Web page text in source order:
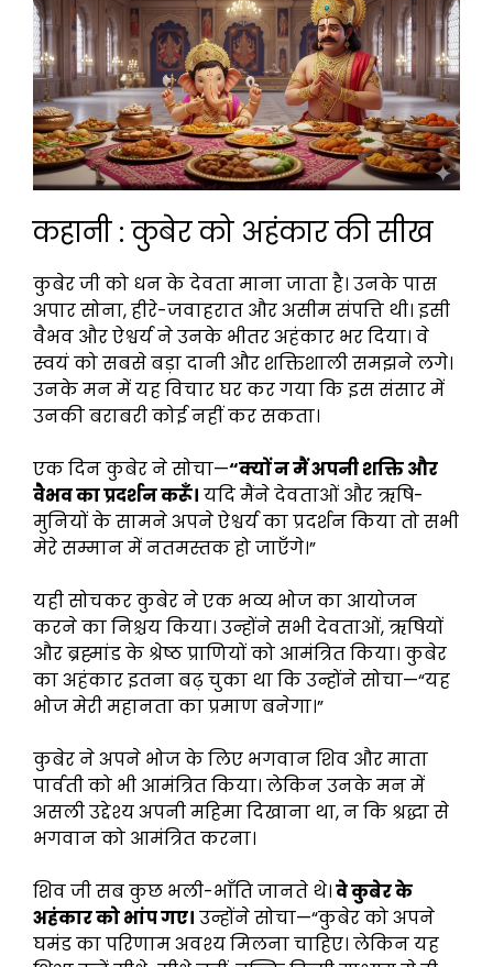
कहानी : कुबेर को अहंकार की सीख
कुबेर जी को धन के देवता माना जाता है। उनके पास
अपार सोना, हीरे-जवाहरात और असीम संपत्ति थी। इसी
वैभव और ऐश्वर्य ने उनके भीतर अहंकार भर दिया। वे
स्वयं को सबसे बड़ा दानी और शक्तिशाली समझने लगे।
उनके मन में यह विचार घर कर गया कि इस संसार में
उनकी बराबरी कोई नहीं कर सकता।
एक दिन कुबेर ने सोचा—“क्यों न मैं अपनी शक्ति और
वैभव का प्रदर्शन करूँ। यदि मैंने देवताओं और ऋषि-
मुनियों के सामने अपने ऐश्वर्य का प्रदर्शन किया तो सभी
मेरे सम्मान में नतमस्तक हो जाएँगे।”
यही सोचकर कुबेर ने एक भव्य भोज का आयोजन
करने का निश्चय किया। उन्होंने सभी देवताओं, ऋषियों
और ब्रह्मांड के श्रेष्ठ प्राणियों को आमंत्रित किया। कुबेर
का अहंकार इतना बढ़ चुका था कि उन्होंने सोचा—“यह
भोज मेरी महानता का प्रमाण बनेगा।”
कुबेर ने अपने भोज के लिए भगवान शिव और माता
पार्वती को भी आमंत्रित किया। लेकिन उनके मन में
असली उद्देश्य अपनी महिमा दिखाना था, न कि श्रद्धा से
भगवान को आमंत्रित करना।
शिव जी सब कुछ भली-भाँति जानते थे।वे कुबेर के
अहंकार को भांप गए। उन्होंने सोचा—“कुबेर को अपने
घमंड का परिणाम अवश्य मिलना चाहिए। लेकिन यह